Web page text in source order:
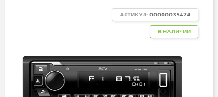
В НАЛИЧИИ
АРТИКУЛ: 00000035474